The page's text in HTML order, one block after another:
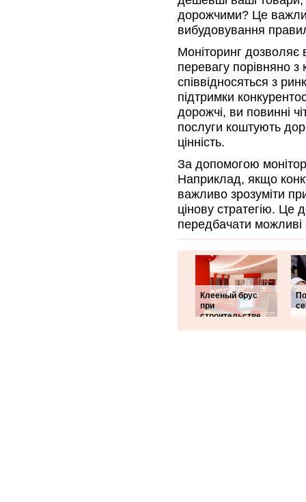
дорожчими? Це
вибудовування
Моніторинг дозволяє
перевагу порівняно
співвідносяться з
підтримки
дорожчі, ви повинні
послуги коштують
цінність.
За допомогою
Наприклад, якщо
важливо зрозуміти
цінову стратегію. Це
передбачати
Клееный брус
при
строительстве